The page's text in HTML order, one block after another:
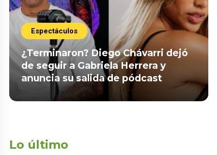
Espectáculos
¿Terminaron? Diego Chávarri dejó
de seguir a Gabriela Herrera y
anuncia su salida de pódcast
Lo último